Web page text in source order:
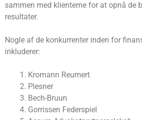
sammen med klienterne for at opnå de
resultater.
Nogle af de konkurrenter inden for
inkluderer:
Kromann Reumert
Plesner
Bech-Bruun
Gorrissen Federspiel